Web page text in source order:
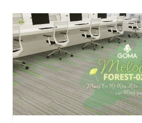
Với thiết kế thuộc bộ sưu tập…